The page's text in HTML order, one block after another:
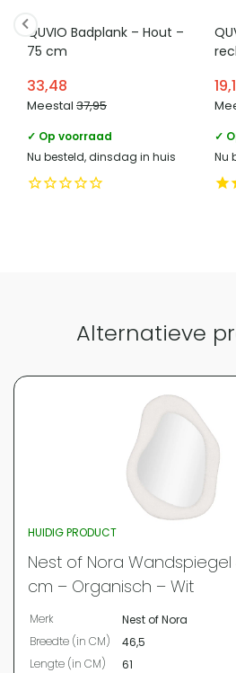
Categorie
Vergelijk met alternatieven
worden geplaatst.
QUVIO Badplank – Hout –
75 cm
33,48
Meestal 37,95
✓ Op voorraad
Nu besteld, dinsdag in huis
80
✓
Nu
Alternatieve
HUIDIG PRODUCT
Nest of Nora Wandspiegel
cm – Organisch – Wit
Merk
Nest of Nora
Breedte (in CM)
46,5
Lengte (in CM)
61